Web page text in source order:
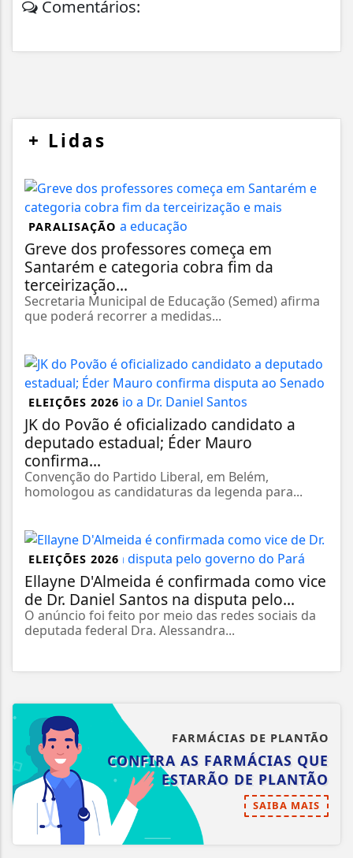
Comentários:
+ Lidas
PARALISAÇÃO
Greve dos professores começa em
Santarém e categoria cobra fim da
terceirização...
Secretaria Municipal de Educação (Semed) afirma
que poderá recorrer a medidas...
ELEIÇÕES 2026
JK do Povão é oficializado candidato a
deputado estadual; Éder Mauro
confirma...
Convenção do Partido Liberal, em Belém,
homologou as candidaturas da legenda para...
ELEIÇÕES 2026
Ellayne D'Almeida é confirmada como vice
de Dr. Daniel Santos na disputa pelo...
O anúncio foi feito por meio das redes sociais da
deputada federal Dra. Alessandra...
FARMÁCIAS DE PLANTÃO
CONFIRA AS FARMÁCIAS QUE
ESTARÃO DE PLANTÃO
SAIBA MAIS